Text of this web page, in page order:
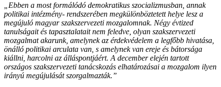
„Ebben a most formálódó demokratikus szocializmusban, annak
politikai intézmény- rendszerében megkülönböztetett helye lesz a
megújuló magyar szakszervezeti mozgalomnak. Négy évtized
tanulságait és tapasztalatait nem feledve, olyan szakszervezeti
mozgalmat akarunk, amelynek az érdekvédelem a legfőbb hivatása,
önálló politikai arculata van, s amelynek van ereje és bátorsága
kiállni, harcolni az álláspontjáért. A december elején tartott
országos szakszervezeti tanácskozás elhatározásai a mozgalom ilyen
irányú megújulását szorgalmazták.”